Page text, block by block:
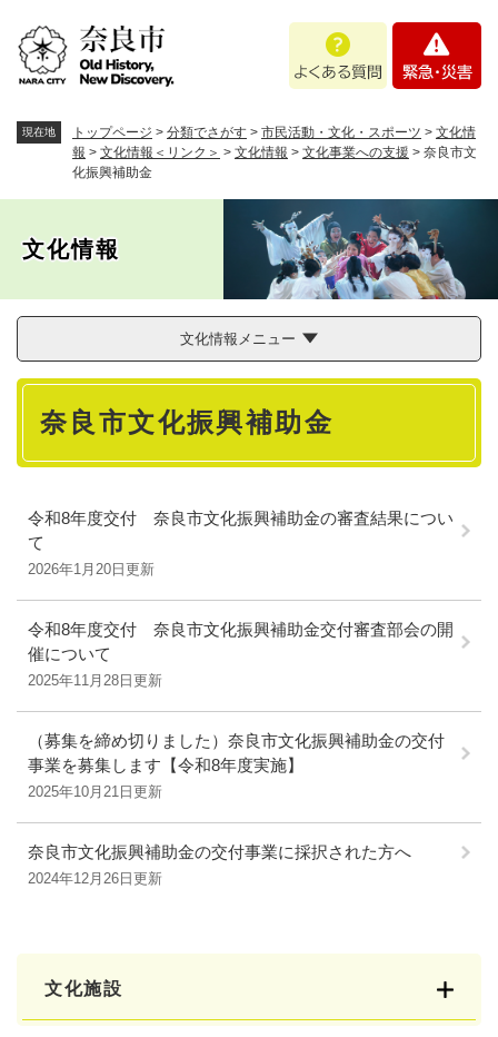
。
あ
問
・
現在地 トップページ > 分類でさがす > 市民活動・文化・スポーツ > 文化情
報 > 文化情報＜リンク＞ > 文化情報 > 文化事業への支援 > 奈良市文
化振興補助金
文化情報
文化情報メニュー
本
奈良市文化振興補助金
令和8年度交付 奈良市文化振興補助金の審査結果につい
て
2026年1月20日更新
令和8年度交付 奈良市文化振興補助金交付審査部会の開
催について
2025年11月28日更新
（募集を締め切りました）奈良市文化振興補助金の交付
事業を募集します【令和8年度実施】
2025年10月21日更新
奈良市文化振興補助金の交付事業に採択された方へ
2024年12月26日更新
文化施設